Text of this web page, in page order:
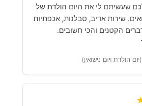
שעשיתם לי את היום הולדת של
שירות אדיב, סבלנות, אכפתיות
הקטנים והכי חשובים.
(יום הולדת ויום נישואין)